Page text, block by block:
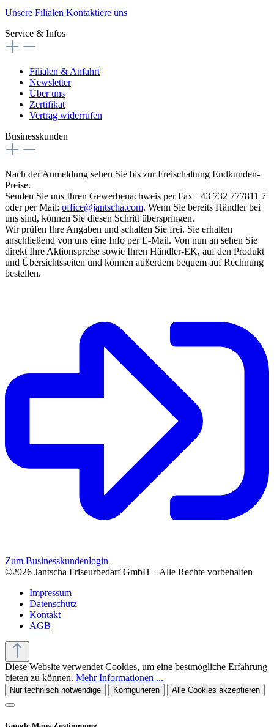
Unsere Filialen Kontaktiere uns
Service & Infos
Filialen & Anfahrt
Newsletter
Über uns
Zertifikat
Vertrag widerrufen
Businesskunden
Nach der Anmeldung sehen Sie bis zur Freischaltung Endkunden-
Preise.
Senden Sie uns Ihren Gewerbenachweis per Fax +43 732 777811 7
oder per Mail: office@jantscha.com. Wenn Sie bereits Händler bei
uns sind, können Sie diesen Schritt überspringen.
Wir prüfen Ihre Angaben und schalten Sie frei. Sie erhalten
anschließend von uns eine Info per E-Mail. Von nun an sehen Sie
direkt Ihre Aktionspreise sowie Ihren Händler-EK, auf den Produkt
und Übersichtsseiten und können außerdem bequem auf Rechnung
bestellen.
Zum Businesskundenlogin
©2026 Jantscha Friseurbedarf GmbH – Alle Rechte vorbehalten
Impressum
Datenschutz
Kontakt
AGB
Diese Website verwendet Cookies, um eine bestmögliche Erfahrung
bieten zu können. Mehr Informationen ...
Nur technisch notwendige Konfigurieren Alle Cookies akzeptieren